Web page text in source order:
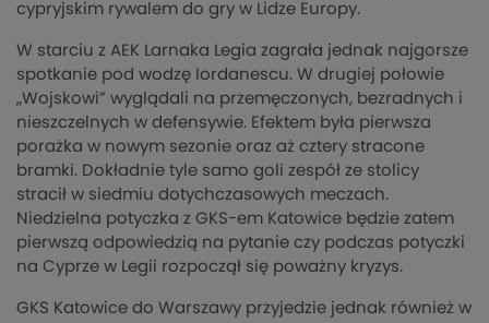
cypryjskim rywalem do gry w Lidze Europy.
W starciu z AEK Larnaka Legia zagrała jednak najgorsze
spotkanie pod wodzę Iordanescu. W drugiej połowie
„Wojskowi” wyglądali na przemęczonych, bezradnych i
nieszczelnych w defensywie. Efektem była pierwsza
porażka w nowym sezonie oraz aż cztery stracone
bramki. Dokładnie tyle samo goli zespół ze stolicy
stracił w siedmiu dotychczasowych meczach.
Niedzielna potyczka z GKS-em Katowice będzie zatem
pierwszą odpowiedzią na pytanie czy podczas potyczki
na Cyprze w Legii rozpoczął się poważny kryzys.
GKS Katowice do Warszawy przyjedzie jednak również w